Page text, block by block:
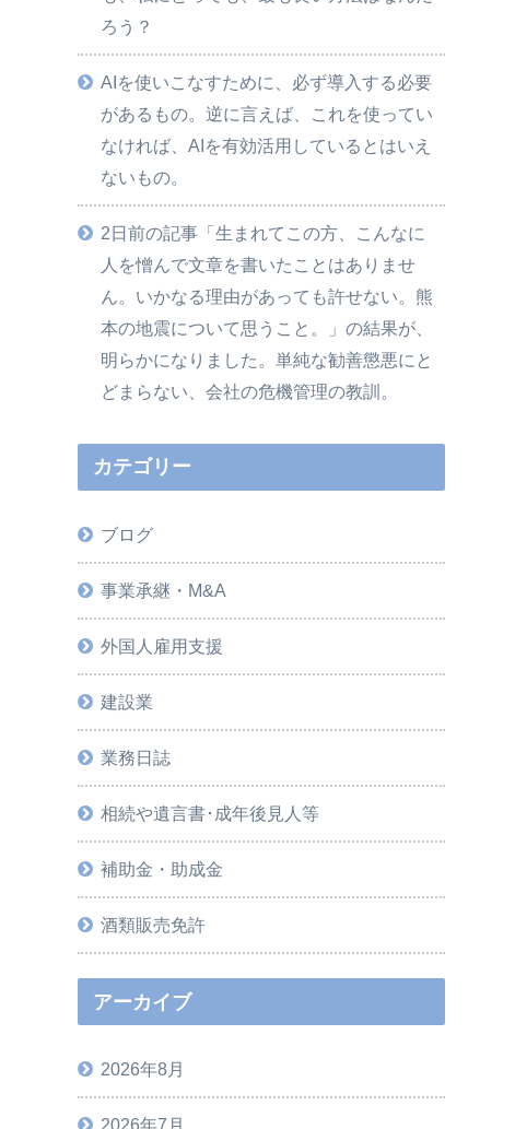
ろう？
AIを使いこなすために、必ず導入する必要
があるもの。逆に言えば、これを使ってい
なければ、AIを有効活用しているとはいえ
ないもの。
2日前の記事「生まれてこの方、こんなに
人を憎んで文章を書いたことはありませ
ん。いかなる理由があっても許せない。熊
本の地震について思うこと。」の結果が、
明らかになりました。単純な勧善懲悪にと
どまらない、会社の危機管理の教訓。
カテゴリー
ブログ
事業承継・M&A
外国人雇用支援
建設業
業務日誌
相続や遺言書･成年後見人等
補助金・助成金
酒類販売免許
アーカイブ
2026年8月
2026年7月